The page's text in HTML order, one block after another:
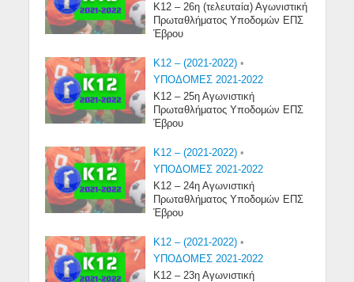
Κ12 – 26η (τελευταία) Αγωνιστική
Πρωταθλήματος Υποδομών ΕΠΣ
Έβρου
K12 – (2021-2022) •
ΥΠΟΔΟΜΕΣ 2021-2022
Κ12 – 25η Αγωνιστική
Πρωταθλήματος Υποδομών ΕΠΣ
Έβρου
K12 – (2021-2022) •
ΥΠΟΔΟΜΕΣ 2021-2022
Κ12 – 24η Αγωνιστική
Πρωταθλήματος Υποδομών ΕΠΣ
Έβρου
K12 – (2021-2022) •
ΥΠΟΔΟΜΕΣ 2021-2022
Κ12 – 23η Αγωνιστική